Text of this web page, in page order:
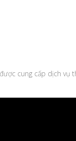
cung cấp dịch vụ